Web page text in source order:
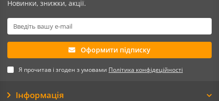
Новинки, знижки, акції.
Оформити підписку
Я прочитав і згоден з умовами Політика конфідеційності
Інформація